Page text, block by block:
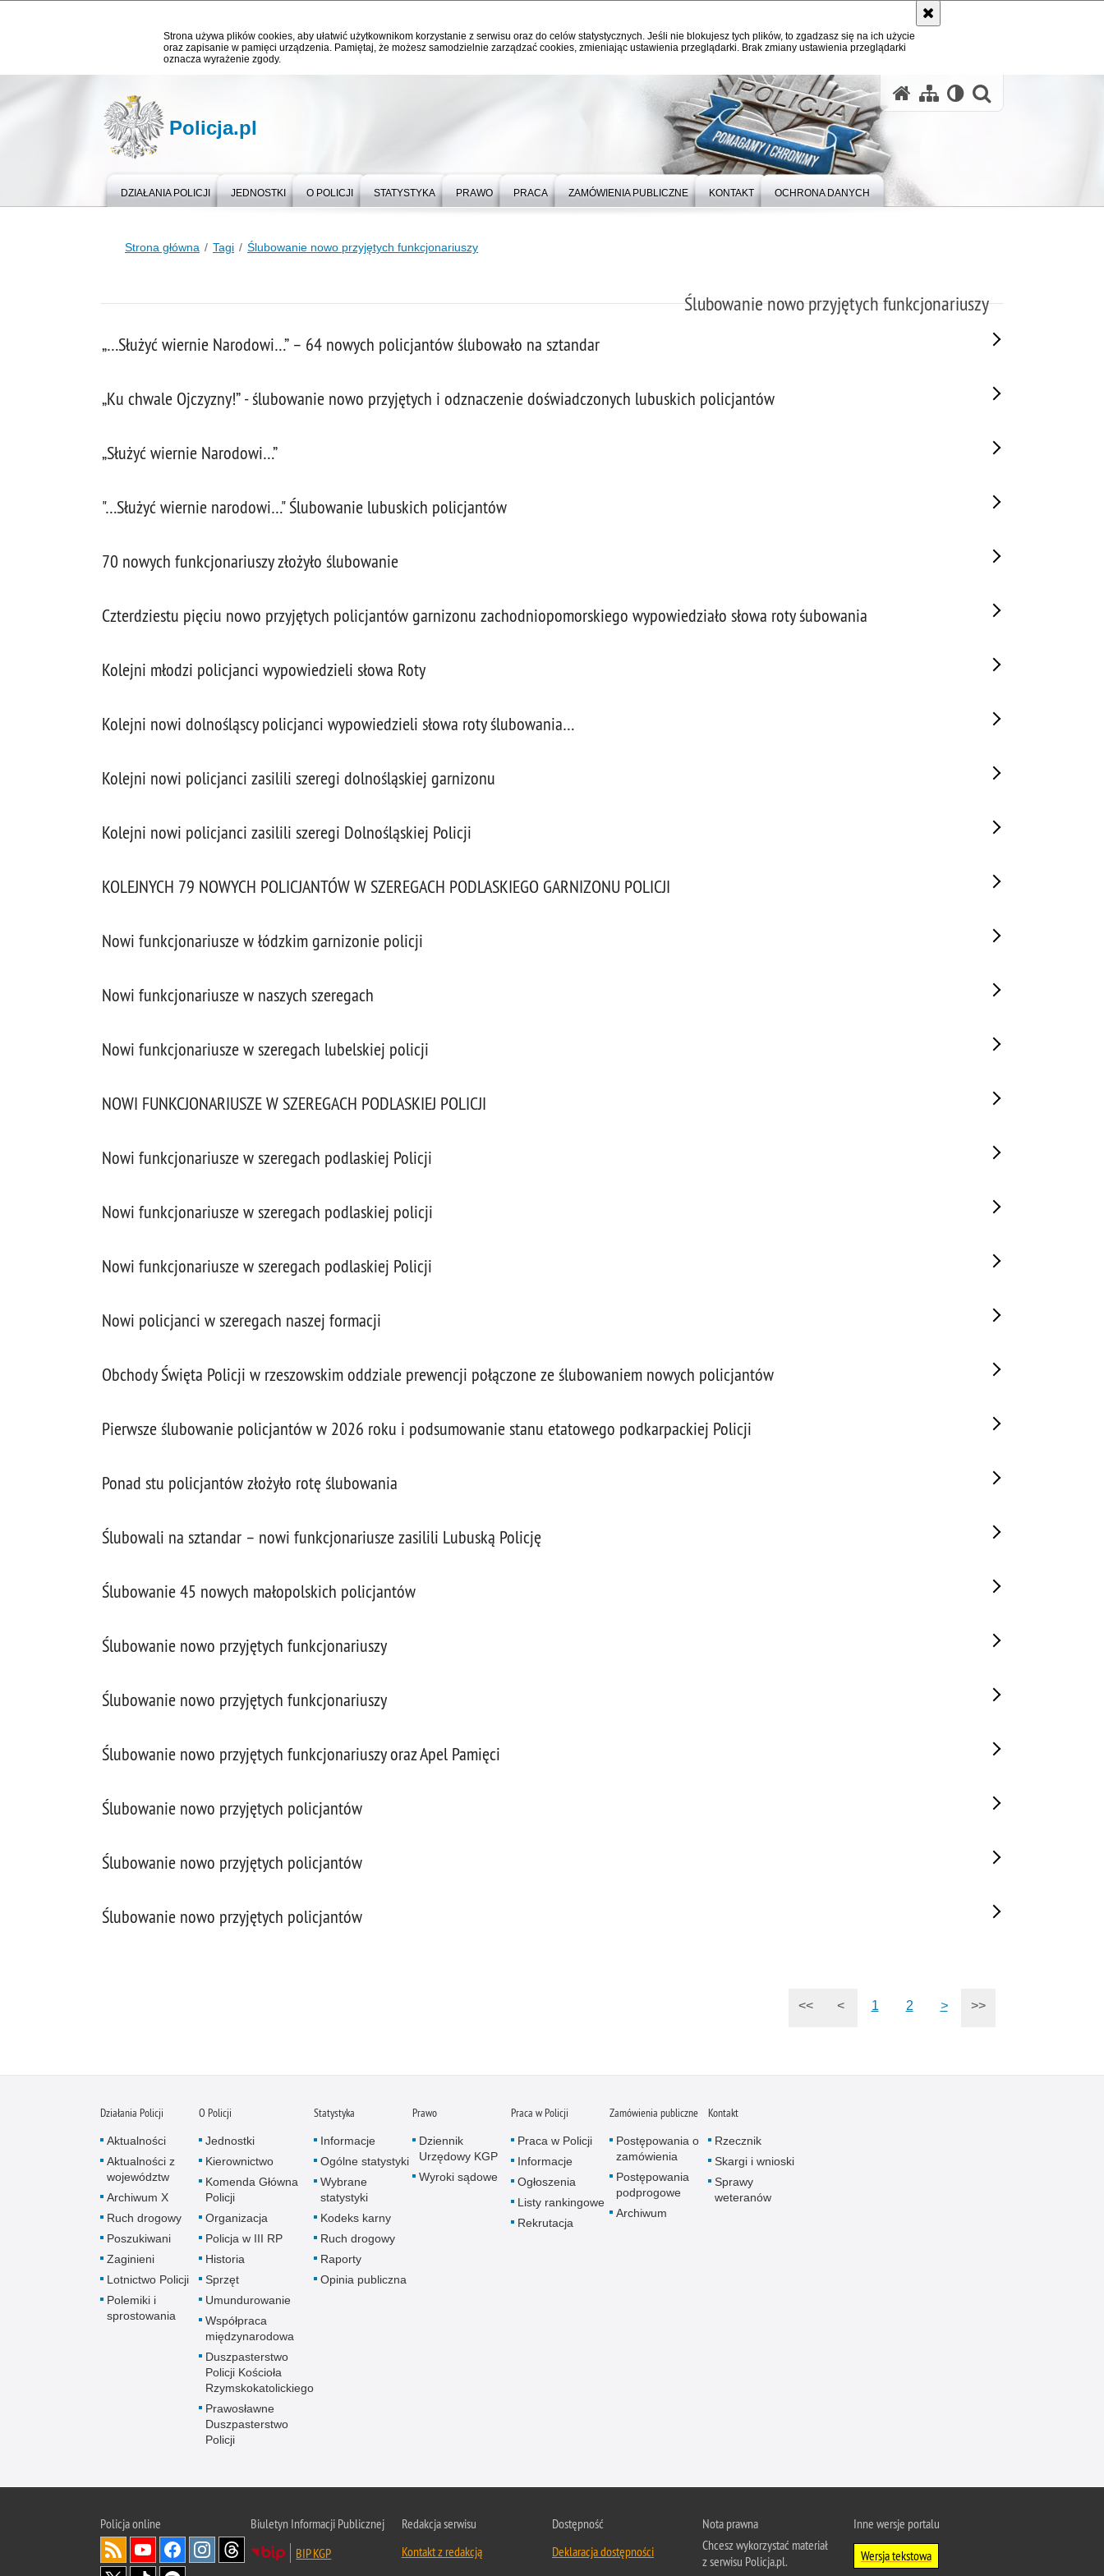
Strona używa plików cookies, aby ułatwić użytkownikom korzystanie z serwisu oraz do celów statystycznych. Jeśli nie blokujesz tych plików, to zgadzasz się na ich użycie
oraz zapisanie w pamięci urządzenia. Pamiętaj, że możesz samodzielnie zarządzać cookies, zmieniając ustawienia przeglądarki. Brak zmiany ustawienia przeglądarki
oznacza wyrażenie zgody.
Policja.pl
DZIAŁANIA POLICJI JEDNOSTKI O POLICJI STATYSTYKA PRAWO PRACA ZAMÓWIENIA PUBLICZNE KONTAKT OCHRONA DANYCH
Strona główna Tagi Ślubowanie nowo przyjętych funkcjonariuszy
Ślubowanie nowo przyjętych funkcjonariuszy
„…Służyć wiernie Narodowi…” – 64 nowych policjantów ślubowało na sztandar
„Ku chwale Ojczyzny!” - ślubowanie nowo przyjętych i odznaczenie doświadczonych lubuskich policjantów
„Służyć wiernie Narodowi…”
"…Służyć wiernie narodowi…" Ślubowanie lubuskich policjantów
70 nowych funkcjonariuszy złożyło ślubowanie
Czterdziestu pięciu nowo przyjętych policjantów garnizonu zachodniopomorskiego wypowiedziało słowa roty śubowania
Kolejni młodzi policjanci wypowiedzieli słowa Roty
Kolejni nowi dolnośląscy policjanci wypowiedzieli słowa roty ślubowania…
Kolejni nowi policjanci zasilili szeregi dolnośląskiej garnizonu
Kolejni nowi policjanci zasilili szeregi Dolnośląskiej Policji
KOLEJNYCH 79 NOWYCH POLICJANTÓW W SZEREGACH PODLASKIEGO GARNIZONU POLICJI
Nowi funkcjonariusze w łódzkim garnizonie policji
Nowi funkcjonariusze w naszych szeregach
Nowi funkcjonariusze w szeregach lubelskiej policji
NOWI FUNKCJONARIUSZE W SZEREGACH PODLASKIEJ POLICJI
Nowi funkcjonariusze w szeregach podlaskiej Policji
Nowi funkcjonariusze w szeregach podlaskiej policji
Nowi funkcjonariusze w szeregach podlaskiej Policji
Nowi policjanci w szeregach naszej formacji
Obchody Święta Policji w rzeszowskim oddziale prewencji połączone ze ślubowaniem nowych policjantów
Pierwsze ślubowanie policjantów w 2026 roku i podsumowanie stanu etatowego podkarpackiej Policji
Ponad stu policjantów złożyło rotę ślubowania
Ślubowali na sztandar – nowi funkcjonariusze zasilili Lubuską Policję
Ślubowanie 45 nowych małopolskich policjantów
Ślubowanie nowo przyjętych funkcjonariuszy
Ślubowanie nowo przyjętych funkcjonariuszy
Ślubowanie nowo przyjętych funkcjonariuszy oraz Apel Pamięci
Ślubowanie nowo przyjętych policjantów
Ślubowanie nowo przyjętych policjantów
Ślubowanie nowo przyjętych policjantów
<< < 1 2 > >>
Działania Policji
Aktualności
Aktualności z
województw
Archiwum X
Ruch drogowy
Poszukiwani
Zaginieni
Lotnictwo Policji
Polemiki i
sprostowania
O Policji
Jednostki
Kierownictwo
Komenda Główna
Policji
Organizacja
Policja w III RP
Historia
Sprzęt
Umundurowanie
Współpraca
międzynarodowa
Duszpasterstwo
Policji Kościoła
Rzymskokatolickiego
Prawosławne
Duszpasterstwo
Policji
Statystyka
Informacje
Ogólne statystyki
Wybrane
statystyki
Kodeks karny
Ruch drogowy
Raporty
Opinia publiczna
Prawo
Dziennik
Urzędowy KGP
Wyroki sądowe
Praca w Policji
Praca w Policji
Informacje
Ogłoszenia
Listy rankingowe
Rekrutacja
Zamówienia publiczne
Postępowania o
zamówienia
Postępowania
podprogowe
Archiwum
Kontakt
Rzecznik
Skargi i wnioski
Sprawy
weteranów
Policjaonline
Biuletyn Informacji Publicznej
BIP KGP
Redakcja serwisu
Kontakt z redakcją
Dostępność
Deklaracja dostępności
Nota prawna
Chcesz wykorzystać materiał
z serwisu Policja.pl.
Inne wersje portalu
Wersja tekstowa